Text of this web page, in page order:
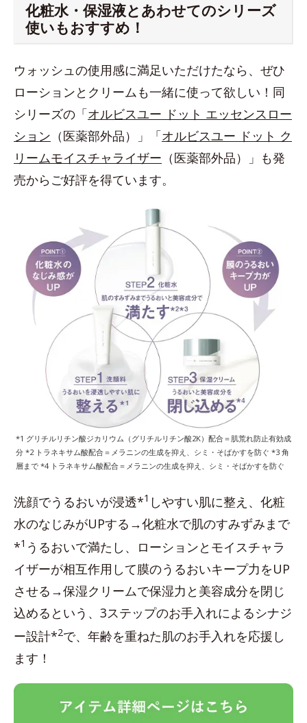
化粧水・保湿液とあわせてのシリーズ
使いもおすすめ！
ウォッシュの使用感に満足いただけたなら、ぜひ
ローションとクリームも一緒に使って欲しい！同
シリーズの「オルビスユー ドット エッセンスロー
ション （医薬部外品）」「オルビスユー ドット ク
リームモイスチャライザー （医薬部外品）」も発
売からご好評を得ています。
*1 グリチルリチン酸ジカリウム（グリチルリチン酸2K）配合＝肌荒れ防止有効成
分 *2 トラネキサム酸配合＝メラニンの生成を抑え、シミ・そばかすを防ぐ *3 角
層まで *4 トラネキサム酸配合＝メラニンの生成を抑え、シミ・そばかすを防ぐ
洗顔でうるおいが浸透*1 しやすい肌に整え、化粧
水のなじみがUPする→化粧水で肌のすみずみまで
*1 うるおいで満たし、ローションとモイスチャラ
イザーが相互作用して膜のうるおいキープ力をUP
させる→保湿クリームで保湿力と美容成分を閉じ
込めるという、3ステップのお手入れによるシナジ
ー設計*2で、年齢を重ねた肌のお手入れを応援し
ます！